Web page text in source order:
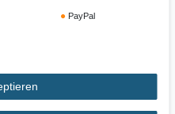
PayPal